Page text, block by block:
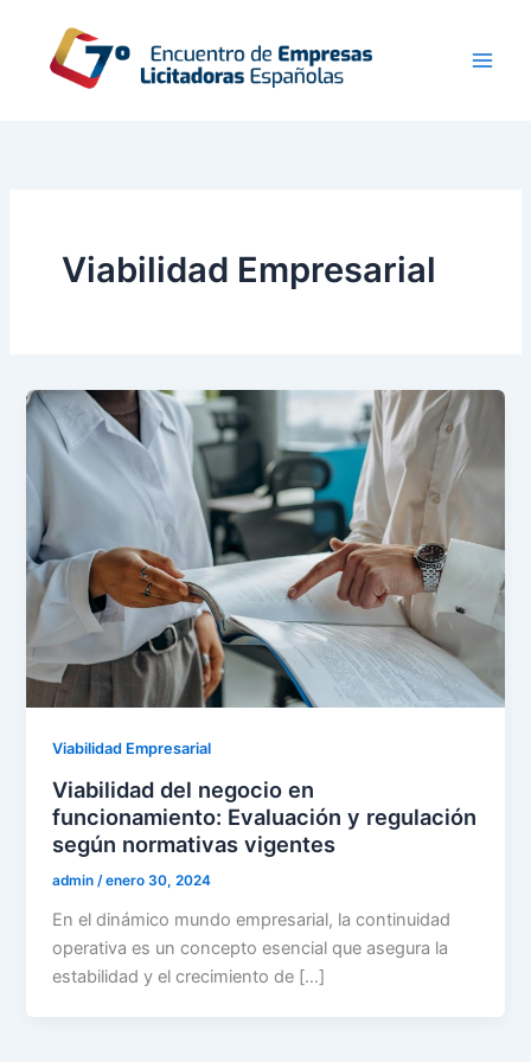
contenido
Viabilidad Empresarial
Viabilidad Empresarial
Viabilidad del negocio en
funcionamiento: Evaluación y regulación
según normativas vigentes
admin /enero 30, 2024
En el dinámico mundo empresarial, la continuidad
operativa es un concepto esencial que asegura la
estabilidad y el crecimiento de […]